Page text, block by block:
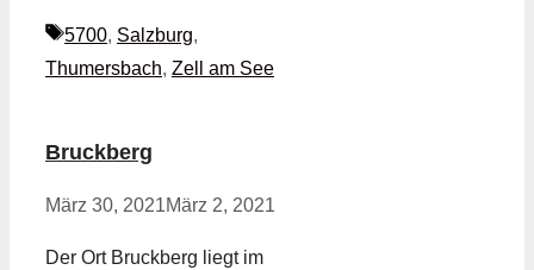
Schlagwörter
5700, Salzburg,
Thumersbach, Zell am See
Bruckberg
März 30, 2021März 2, 2021
Der Ort Bruckberg liegt im